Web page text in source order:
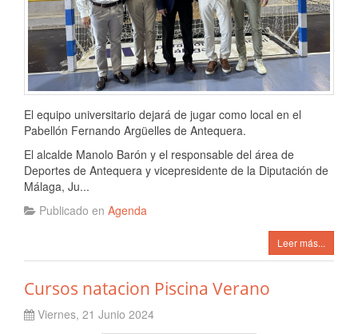
El equipo universitario dejará de jugar como local en el
Pabellón Fernando Argüelles de Antequera.
El alcalde Manolo Barón y el responsable del área de
Deportes de Antequera y vicepresidente de la Diputación de
Málaga, Ju...
Publicado en Agenda
Leer más...
Cursos natacion Piscina Verano
Viernes, 21 Junio 2024